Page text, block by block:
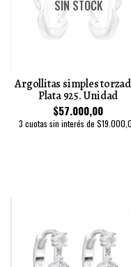
SIN STOCK
Argollitas simples
Plata 925. Unidad
$57.000,00
3 cuotas sin interés de